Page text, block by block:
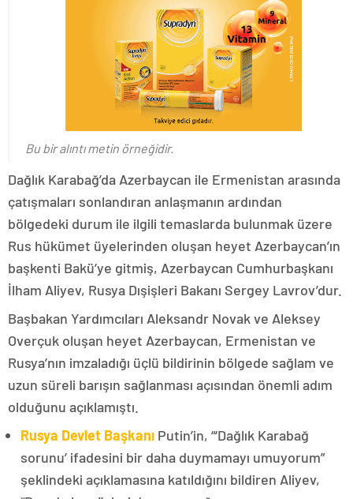
Bu bir alıntı metin örneğidir.
Dağlık Karabağ’da Azerbaycan ile Ermenistan arasında
çatışmaları sonlandıran anlaşmanın ardından
bölgedeki durum ile ilgili temaslarda bulunmak üzere
Rus hükümet üyelerinden oluşan heyet Azerbaycan’ın
başkenti Bakü’ye gitmiş, Azerbaycan Cumhurbaşkanı
İlham Aliyev, Rusya Dışişleri Bakanı Sergey Lavrov’dur.
Başbakan Yardımcıları Aleksandr Novak ve Aleksey
Overçuk oluşan heyet Azerbaycan, Ermenistan ve
Rusya’nın imzaladığı üçlü bildirinin bölgede sağlam ve
uzun süreli barışın sağlanması açısından önemli adım
olduğunu açıklamıştı.
Rusya Devlet Başkanı Putin’in, “‘Dağlık Karabağ
sorunu’ ifadesini bir daha duymamayı umuyorum”
şeklindeki açıklamasına katıldığını bildiren Aliyev,